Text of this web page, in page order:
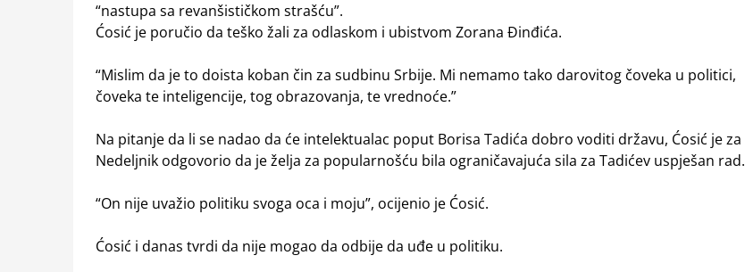
“nastupa sa revanšističkom strašću”.
Ćosić je poručio da teško žali za odlaskom i ubistvom Zorana Đinđića.
“Mislim da je to doista koban čin za sudbinu Srbije. Mi nemamo tako darovitog čoveka u politici,
čoveka te inteligencije, tog obrazovanja, te vrednoće.”
Na pitanje da li se nadao da će intelektualac poput Borisa Tadića dobro voditi državu, Ćosić je za
Nedeljnik odgovorio da je želja za popularnošću bila ograničavajuća sila za Tadićev uspješan rad.
“On nije uvažio politiku svoga oca i moju”, ocijenio je Ćosić.
Ćosić i danas tvrdi da nije mogao da odbije da uđe u politiku.